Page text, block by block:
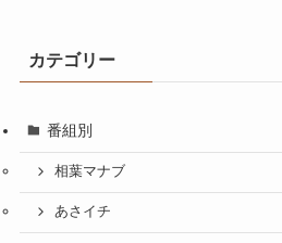
カテゴリー
番組別
相葉マナブ
あさイチ